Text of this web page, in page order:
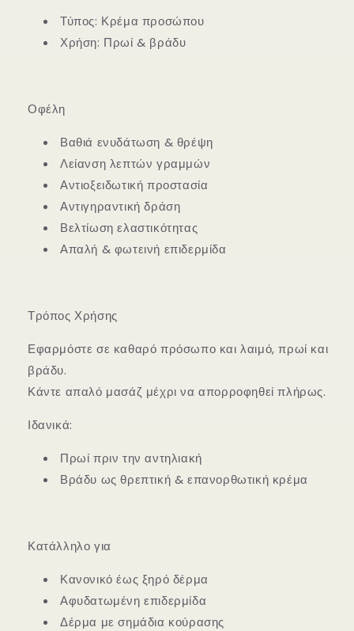
Τύπος: Κρέμα προσώπου
Χρήση: Πρωί & βράδυ
Οφέλη
Βαθιά ενυδάτωση & θρέψη
Λείανση λεπτών γραμμών
Αντιοξειδωτική προστασία
Αντιγηραντική δράση
Βελτίωση ελαστικότητας
Απαλή & φωτεινή επιδερμίδα
Τρόπος Χρήσης
Εφαρμόστε σε καθαρό πρόσωπο και λαιμό, πρωί και
βράδυ.
Κάντε απαλό μασάζ μέχρι να απορροφηθεί πλήρως.
Ιδανικά:
Πρωί πριν την αντηλιακή
Βράδυ ως θρεπτική & επανορθωτική κρέμα
Κατάλληλο για
Κανονικό έως ξηρό δέρμα
Αφυδατωμένη επιδερμίδα
Δέρμα με σημάδια κούρασης